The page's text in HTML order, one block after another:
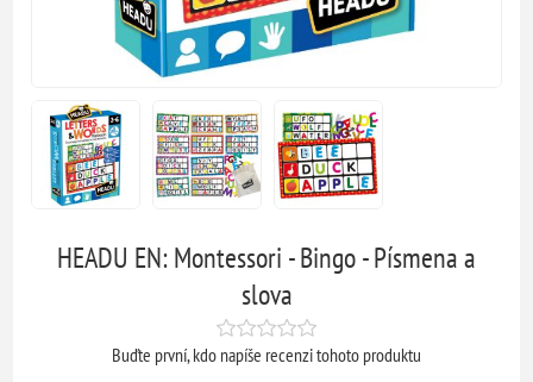
HEADU EN: Montessori - Bingo - Písmena a
slova
Buďte první, kdo napíše recenzi tohoto produktu